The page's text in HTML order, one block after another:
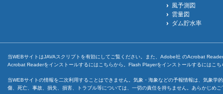
風予測図
雲量図
ダム貯水率
当WEBサイトはJAVAスクリプトを有効にしてご覧ください。また、Adobe社 のAcrobat
Acrobat Readerをインストールするには こちらから。Flash Playerをインストールするには こち
当WEBサイトの情報を二次利用することはできません。気象・海象などの予報情報は、気象
傷、死亡、事故、損失、損害、トラブル等については、一切の責任を持ちません。あらかじめ